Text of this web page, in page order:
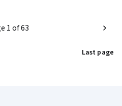
1 of 63
Last page